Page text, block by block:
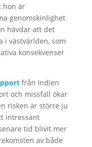
hon är
genomskinlighet
hävdar att det
i västvärlden, som
konsekvenser
från Indien
och missfall ökar
risken är större ju
intressant
tid blivit mer
av både